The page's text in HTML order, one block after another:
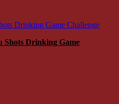
Shots Drinking Game